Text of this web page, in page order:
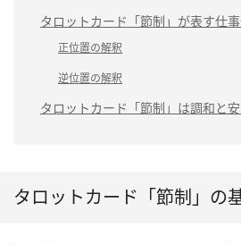
タロットカード「節制」が表す仕
正位置の解釈
逆位置の解釈
タロットカード「節制」は調和と
タロットカード「節制」の